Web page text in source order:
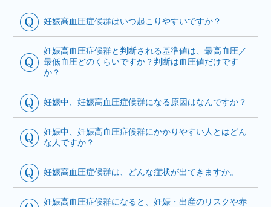
妊娠高血圧症候群はいつ起こりやすいですか？
妊娠高血圧症候群と判断される基準値は、最高血圧／
最低血圧どのくらいですか？判断は血圧値だけです
か？
妊娠中、妊娠高血圧症候群になる原因はなんですか？
妊娠中、妊娠高血圧症候群にかかりやすい人とはどん
な人ですか？
妊娠高血圧症候群は、どんな症状が出てきますか。
妊娠高血圧症候群になると、妊娠・出産のリスクや赤